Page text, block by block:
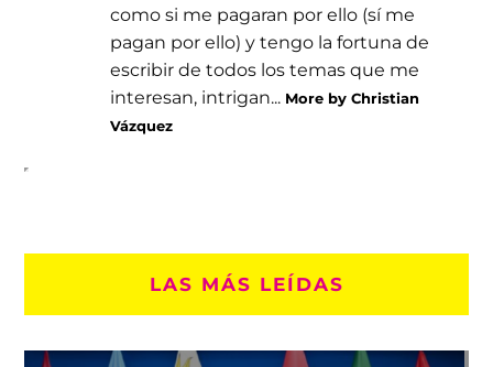
como si me pagaran por ello (sí me
pagan por ello) y tengo la fortuna de
escribir de todos los temas que me
interesan, intrigan... More by Christian
Vázquez
LAS MÁS LEÍDAS